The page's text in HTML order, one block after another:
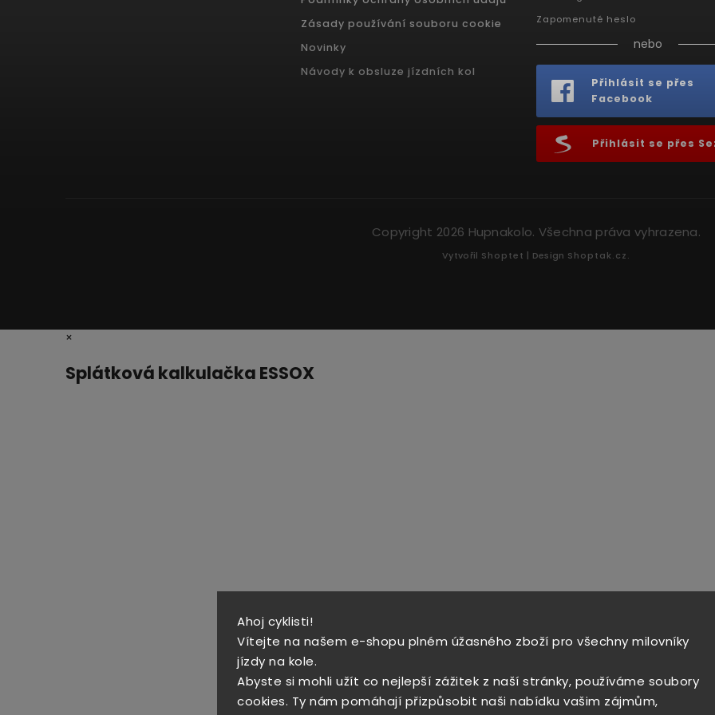
Ahoj cyklisti!
Vítejte na našem e-shopu plném úžasného zboží pro všechny milovníky
jízdy na kole.
Abyste si mohli užít co nejlepší zážitek z naší stránky, používáme soubory
cookies. Ty nám pomáhají přizpůsobit naši nabídku vašim zájmům,
Zásady používání souboru cookie
Novinky
Návody k obsluze jízdních kol
Zapomenuté heslo
nebo
Přihlásit se přes
Facebook
Přihlásit se přes
Copyright 2026 Hupnakolo. Všechna práva vyhrazena.
Vytvořil Shoptet | Design Shoptak.cz.
×
Splátková kalkulačka ESSOX